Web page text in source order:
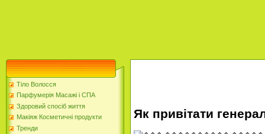
Тіло Волосся
Парфумерія Масажі і СПА
Здоровий спосіб життя
Макіяж Косметичні продукти
Тренди
Як привітати